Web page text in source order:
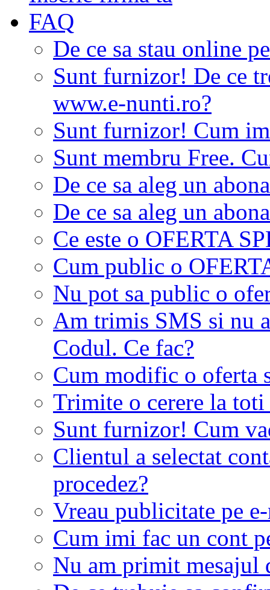
FAQ
De ce sa stau online
Sunt furnizor! De ce
www.e-nunti.ro?
Sunt furnizor! Cum
Sunt membru Free.
De ce sa aleg un
De ce sa aleg un
Ce este o OFERTA
Cum public o
Nu pot sa public o
Am trimis SMS si nu
Codul. Ce fac?
Cum modific o oferta
Trimite o cerere la
Sunt furnizor! Cum
Clientul a selectat
procedez?
Vreau publicitate pe
Cum imi fac un cont
Nu am primit mesajul